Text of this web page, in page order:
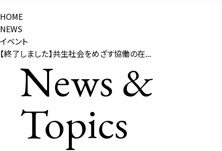
HOME
NEWS
イベント
【終了しました】共生社会をめざす協働の在...
News &
Topics